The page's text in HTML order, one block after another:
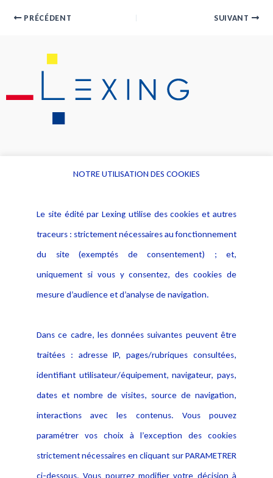
PRÉCÉDENT SUIVANT
Alerte professionnelle
Déclaration d'accessibilité
Notice Légale
Politique de protection des
données
Publications
NOTRE UTILISATION DES COOKIES
Le site édité par Lexing utilise des cookies et autres
traceurs : strictement nécessaires au fonctionnement
du site (exemptés de consentement) ; et,
uniquement si vous y consentez, des cookies de
mesure d’audience et d’analyse de navigation.
Dans ce cadre, les données suivantes peuvent être
traitées : adresse IP, pages/rubriques consultées,
identifiant utilisateur/équipement, navigateur, pays,
dates et nombre de visites, source de navigation,
interactions avec les contenus. Vous pouvez
paramétrer vos choix à l’exception des cookies
strictement nécessaires en cliquant sur PARAMETRER
ci-dessous. Vous pourrez modifier votre décision à